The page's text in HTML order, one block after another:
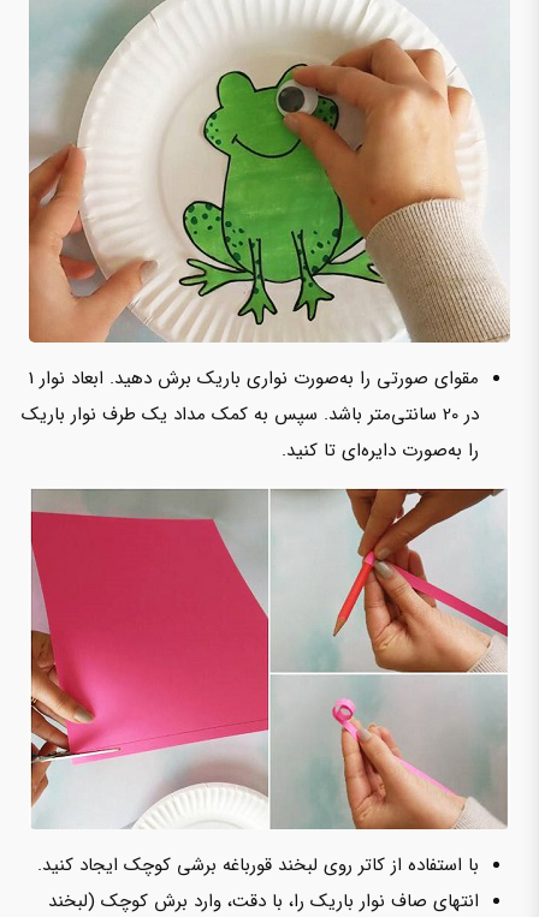
مقوای صورتی را به‌صورت نواری باریک برش دهید. ابعاد نوار 1
در 20 سانتی‌متر باشد. سپس به کمک مداد یک طرف نوار باریک
را به‌صورت دایره‌ای تا کنید.
با استفاده از کاتر روی لبخند قورباغه برشی کوچک ایجاد کنید.
انتهای صاف نوار باریک را، با دقت، وارد برش کوچک (لبخند